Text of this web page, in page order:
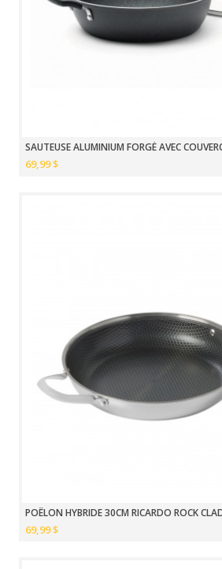
SAUTEUSE ALUMINIUM FORGÉ AVEC
69,99 $
POÊLON HYBRIDE 30CM RICARDO ROCK
69,99 $